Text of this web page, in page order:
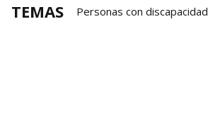
TEMAS
Personas con discapacidad